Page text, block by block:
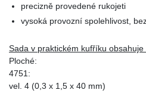
precizně provedené rukojeti
vysoká provozní spolehlivost,
Sada v praktickém kufříku obsahuje
Ploché:
4751:
vel. 4 (0,3 x 1,5 x 40 mm)